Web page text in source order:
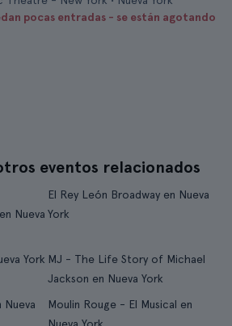
pocas entradas - se están agotando
eventos relacionados
Nueva
El Rey León Broadway en Nueva
York
York MJ - The Life Story of Michael
Jackson en Nueva York
Nueva
Moulin Rouge - El Musical en